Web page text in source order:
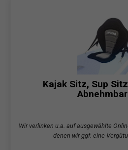
Kajak Sitz, Sup
Wir verlinken u.a. auf ausgewählte
denen wir ggf. eine